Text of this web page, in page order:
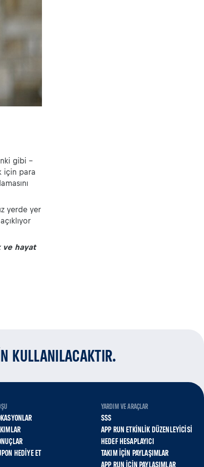
gibi -
için para
yerde yer
ve hayat
KULLANILACAKTIR.
HEDIYE ET
YARDIM VE ARAÇLAR
SSS
APP RUN ETKINLIK DÜZENLEYICISI
HEDEF HESAPLAYICI
TAKIM İÇIN PAYLAŞIMLAR
APP RUN İÇIN PAYLAŞIMLAR